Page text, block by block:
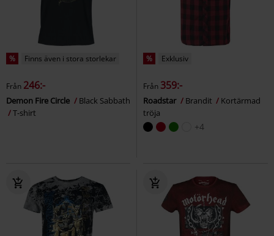
% Finns även i stora storlekar
Från 246:-
Demon Fire Circle
Black Sabbath
T-shirt
% Exklusiv
Från 359:-
Roadstar Brandit
Kortärmad
tröja
+4